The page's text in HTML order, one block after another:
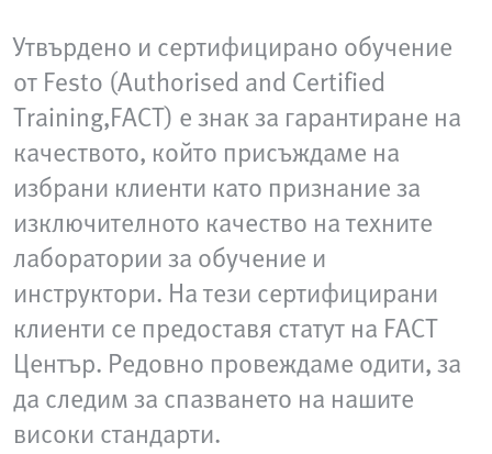
Утвърдено и сертифицирано обучение
от Festo (Authorised and Certified
Training,FACT) е знак за гарантиране на
качеството, който присъждаме на
избрани клиенти като признание за
изключителното качество на техните
лаборатории за обучение и
инструктори. На тези сертифицирани
клиенти се предоставя статут на FACT
Център. Редовно провеждаме одити, за
да следим за спазването на нашите
високи стандарти.